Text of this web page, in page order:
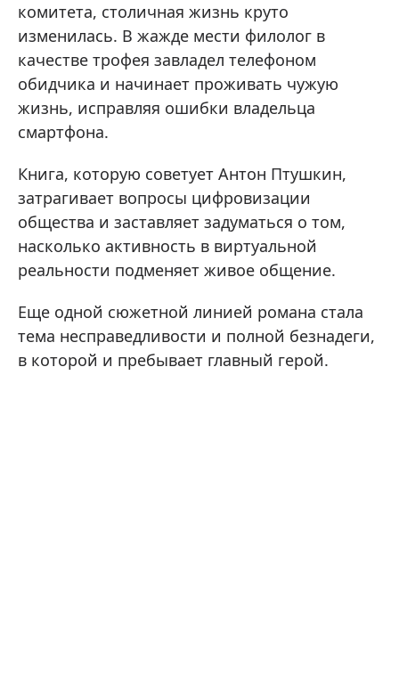
комитета, столичная жизнь круто
изменилась. В жажде мести филолог в
качестве трофея завладел телефоном
обидчика и начинает проживать чужую
жизнь, исправляя ошибки владельца
смартфона.
Книга, которую советует Антон Птушкин,
затрагивает вопросы цифровизации
общества и заставляет задуматься о том,
насколько активность в виртуальной
реальности подменяет живое общение.
Еще одной сюжетной линией романа стала
тема несправедливости и полной безнадеги,
в которой и пребывает главный герой.